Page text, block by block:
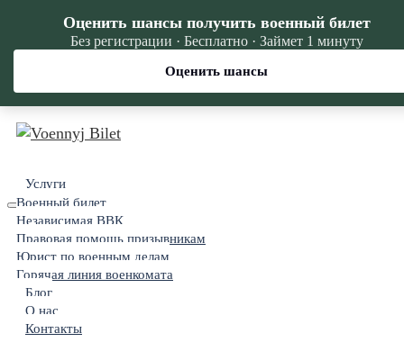
Услуги
Военный билет
Независимая ВВК
Правовая помощь призывникам
Юрист по военным делам
Горячая линия военкомата
Блог
О нас
Контакты
Оценить шансы получить военный билет
Без регистрации · Бесплатно · Займет 1 минуту
Оценить шансы